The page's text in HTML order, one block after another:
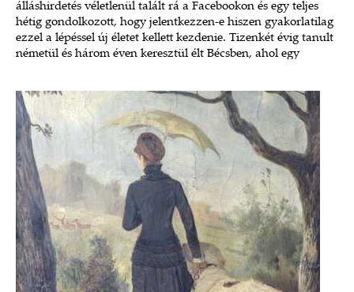
álláshirdetés véletlenül talált rá a Facebookon és egy teljes
hétig gondolkozott, hogy jelentkezzen-e hiszen gyakorlatilag
ezzel a lépéssel új életet kellett kezdenie. Tizenkét évig tanult
németül és három éven keresztül élt Bécsben, ahol egy